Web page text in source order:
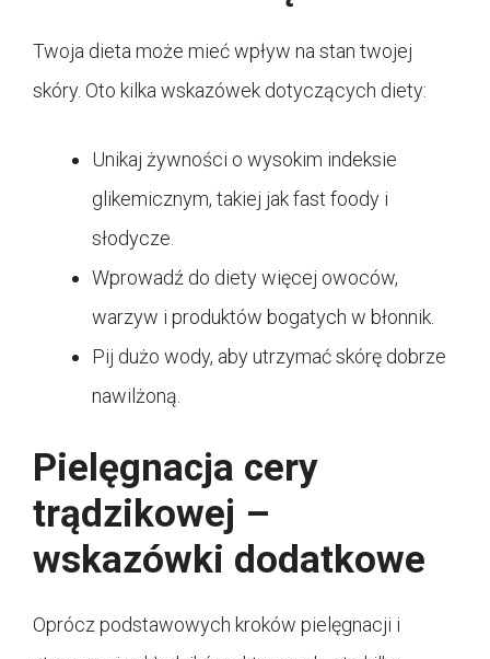
Twoja dieta może mieć wpływ na stan twojej
skóry. Oto kilka wskazówek dotyczących diety:
Unikaj żywności o wysokim indeksie
glikemicznym, takiej jak fast foody i
słodycze.
Wprowadź do diety więcej owoców,
warzyw i produktów bogatych w błonnik.
Pij dużo wody, aby utrzymać skórę dobrze
nawilżoną.
Pielęgnacja cery
trądzikowej –
wskazówki dodatkowe
Oprócz podstawowych kroków pielęgnacji i